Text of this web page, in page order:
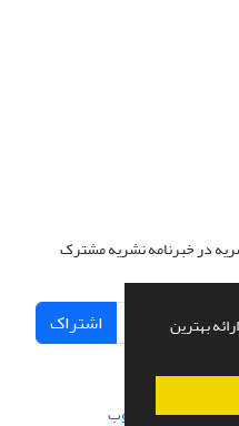
بهترین
در خبرنامه نشریه مشترک
اشتراک
سازی از سیناوب